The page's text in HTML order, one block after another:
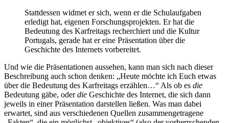
Stattdessen widmet er sich, wenn er die Schulaufgaben
erledigt hat, eigenen Forschungs­projekten. Er hat die
Bedeutung des Karfreitags recherchiert und die Kultur
Portugals, gerade hat er eine Präsentation über die
Geschichte des Internets vorbereitet.
Und wie die Präsentationen aussehen, kann man sich nach dieser
Beschreibung auch schon denken: „Heute möchte ich Euch etwas
über die Bedeutung des Karfreitags erzählen…“ Als ob es die
Bedeutung gäbe, oderdie Geschichte des Internet, die sich dann
jeweils in einer Präsentation darstellen ließen. Was man dabei
erwartet, sind aus verschiedenen Quellen zusammengetragene